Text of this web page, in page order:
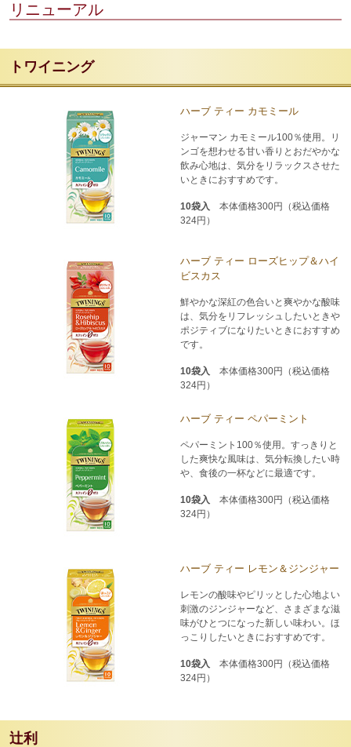
リニューアル
トワイニング
ハーブ ティー カモミール
ジャーマン カモミール100％使用。リ
ンゴを想わせる甘い香りとおだやかな
飲み心地は、気分をリラックスさせた
いときにおすすめです。
10袋入 本体価格300円（税込価格
324円）
ハーブ ティー ローズヒップ＆ハイ
ビスカス
鮮やかな深紅の色合いと爽やかな酸味
は、気分をリフレッシュしたいときや
ポジティブになりたいときにおすすめ
です。
10袋入 本体価格300円（税込価格
324円）
ハーブ ティー ペパーミント
ペパーミント100％使用。すっきりと
した爽快な風味は、気分転換したい時
や、食後の一杯などに最適です。
10袋入 本体価格300円（税込価格
324円）
ハーブ ティー レモン＆ジンジャー
レモンの酸味やピリッとした心地よい
刺激のジンジャーなど、さまざまな滋
味がひとつになった新しい味わい。ほ
っこりしたいときにおすすめです。
10袋入 本体価格300円（税込価格
324円）
辻󠄀利